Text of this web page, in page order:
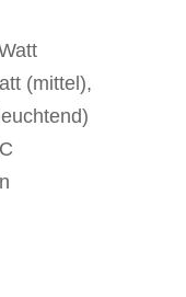
(mittel),